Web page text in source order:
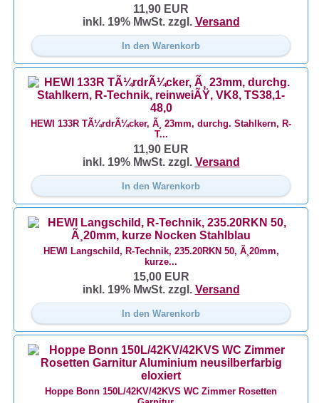
11,90 EUR
inkl. 19% MwSt. zzgl. Versand
In den Warenkorb
HEWI 133R TÃ¼rdrÃ¼cker, Ã¸ 23mm, durchg. Stahlkern, R-
T...
11,90 EUR
inkl. 19% MwSt. zzgl. Versand
In den Warenkorb
HEWI Langschild, R-Technik, 235.20RKN 50, Ã¸20mm,
kurze...
15,00 EUR
inkl. 19% MwSt. zzgl. Versand
In den Warenkorb
Hoppe Bonn 150L/42KV/42KVS WC Zimmer Rosetten